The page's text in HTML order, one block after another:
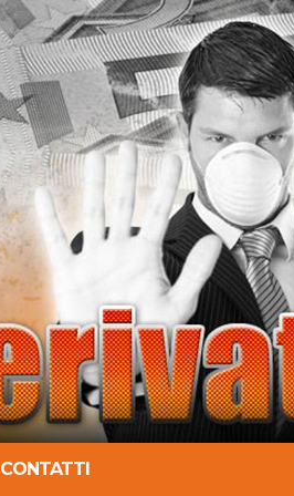
CONTATTI